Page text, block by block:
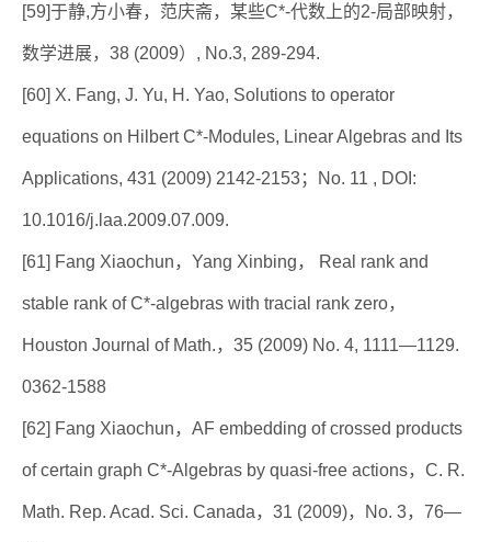
[59]于静,方小春，范庆斋，某些C*-代数上的2-局部映射，
数学进展，38 (2009）, No.3, 289-294.
[60] X. Fang, J. Yu, H. Yao, Solutions to operator
equations on Hilbert C*-Modules, Linear Algebras and Its
Applications, 431 (2009) 2142-2153；No. 11 , DOI:
10.1016/j.laa.2009.07.009.
[61] Fang Xiaochun，Yang Xinbing， Real rank and
stable rank of C*-algebras with tracial rank zero，
Houston Journal of Math.，35 (2009) No. 4, 1111—1129.
0362-1588
[62] Fang Xiaochun，AF embedding of crossed products
of certain graph C*-Algebras by quasi-free actions，C. R.
Math. Rep. Acad. Sci. Canada，31 (2009)，No. 3，76—